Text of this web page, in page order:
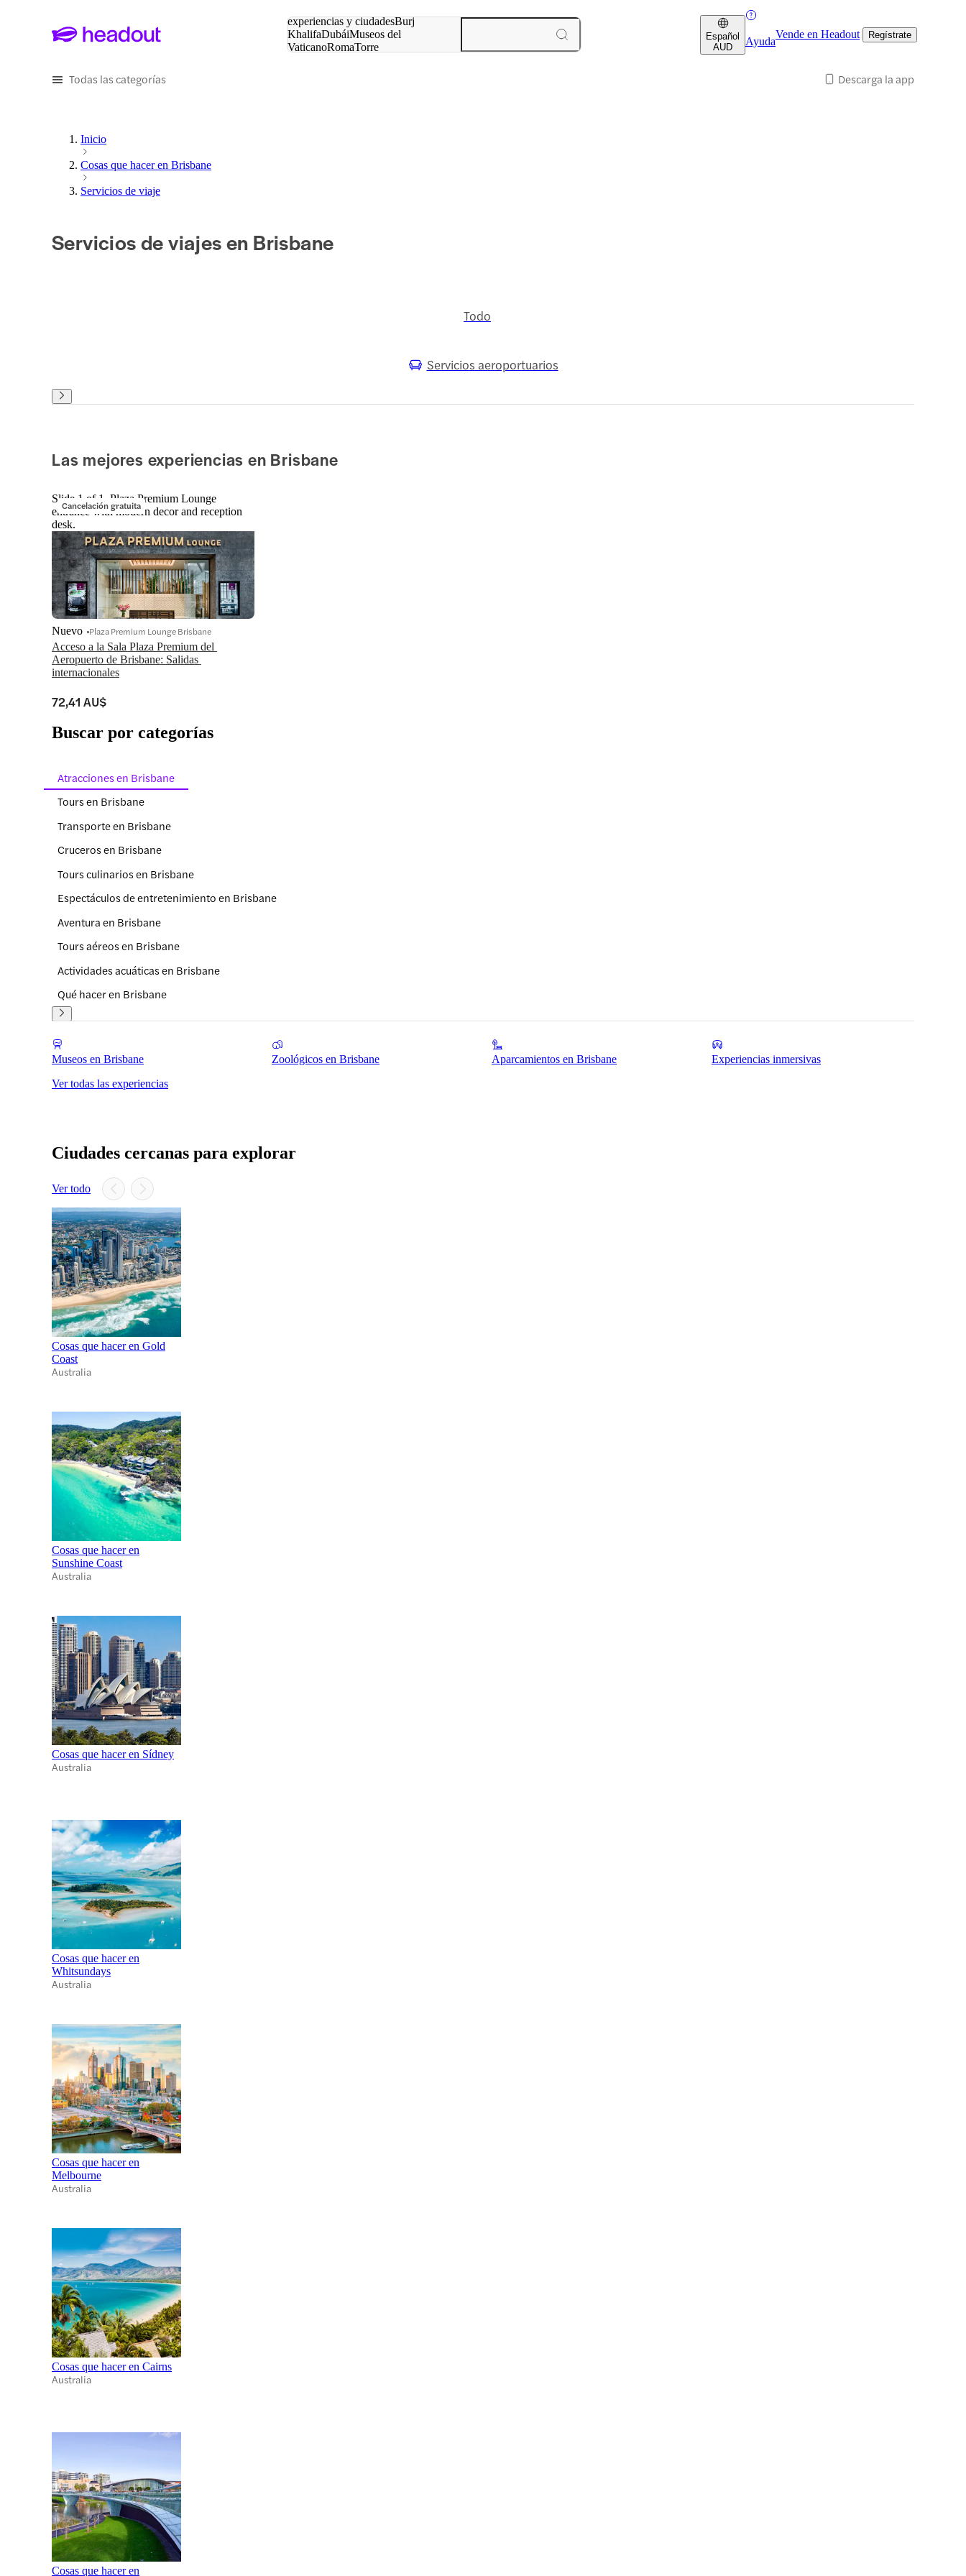
experiencias y ciudadesBurj
KhalifaDubáiMuseos del
VaticanoRomaTorre
Español
AUD
Ayuda
Vende en Headout Regístrate
Todas las categorías Descarga la app
Inicio
Cosas que hacer en Brisbane
Servicios de viaje
Servicios de viajes en Brisbane
Todo
Servicios aeroportuarios
Las mejores experiencias en Brisbane
Cancelación gratuita
Slide 1 of 1, Plaza Premium Lounge
entrance with modern decor and reception
desk.
Acceso a la Sala Plaza Premium del
Aeropuerto de Brisbane: Salidas
internacionales
Nuevo Plaza Premium Lounge Brisbane
72,41 AU$
Buscar por categorías
Atracciones en Brisbane
Tours en Brisbane
Transporte en Brisbane
Cruceros en Brisbane
Tours culinarios en Brisbane
Espectáculos de entretenimiento en Brisbane
Aventura en Brisbane
Tours aéreos en Brisbane
Actividades acuáticas en Brisbane
Qué hacer en Brisbane
Museos en Brisbane Zoológicos en Brisbane Aparcamientos en Brisbane
Experiencias inmersivas
Ver todas las experiencias
Ciudades cercanas para explorar
Ver todo
Cosas que hacer en Gold
Coast
Australia
Cosas que hacer en
Sunshine Coast
Australia
Cosas que hacer en Sídney
Australia
Cosas que hacer en
Whitsundays
Australia
Cosas que hacer en
Melbourne
Australia
Cosas que hacer en Cairns
Australia
Cosas que hacer en